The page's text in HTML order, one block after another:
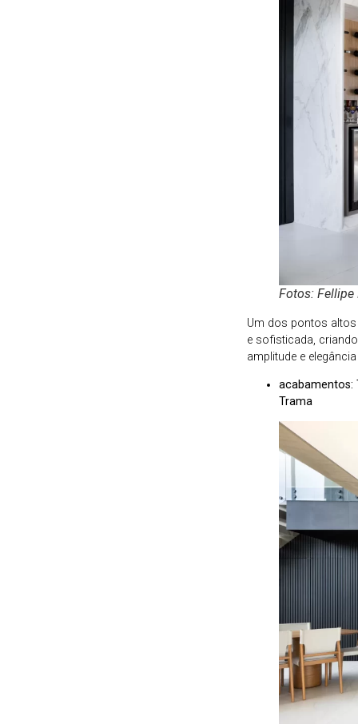
Fotos: Fellipe
Um dos pontos
e sofisticada,
amplitude e
acabamentos:
Trama